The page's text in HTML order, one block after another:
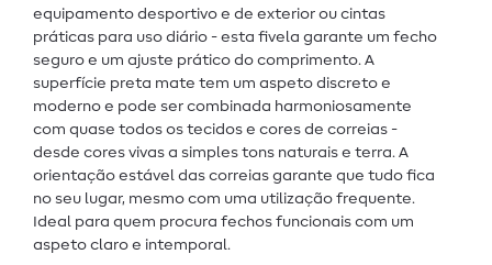
equipamento desportivo e de exterior ou cintas
práticas para uso diário - esta fivela garante um fecho
seguro e um ajuste prático do comprimento. A
superfície preta mate tem um aspeto discreto e
moderno e pode ser combinada harmoniosamente
com quase todos os tecidos e cores de correias -
desde cores vivas a simples tons naturais e terra. A
orientação estável das correias garante que tudo fica
no seu lugar, mesmo com uma utilização frequente.
Ideal para quem procura fechos funcionais com um
aspeto claro e intemporal.